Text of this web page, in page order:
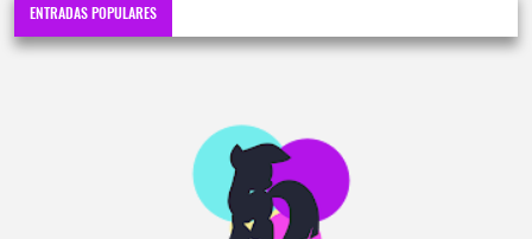
ENTRADAS POPULARES